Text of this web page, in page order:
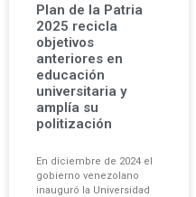
Plan de la Patria
2025 recicla
objetivos
anteriores en
educación
universitaria y
amplía su
politización
En diciembre de 2024 el
gobierno venezolano
inauguró la Universidad